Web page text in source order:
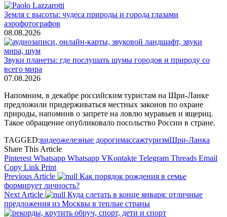
Земля с высоты: чудеса природы и города глазами
аэрофотографов
08.08.2026
Звуки планеты: где послушать шумы городов и природу со
всего мира
07.08.2026
Напомним, в декабре российским туристам на Шри-Ланке
предложили придерживаться местных законов по охране
природы, напомнив о запрете на ловлю муравьев и ящериц.
Такое обращение опубликовало посольство России в стране.
TAGGED:видеожелезные дорогимассажтуризмШри-Ланка
Share This Article
Pinterest Whatsapp Whatsapp VKontakte Telegram Threads Email
Copy Link Print
Previous Article
Как порядок рождения в семье
формирует личность?
Next Article
Куда слетать в конце января: отличные
предложения из Москвы в теплые страны